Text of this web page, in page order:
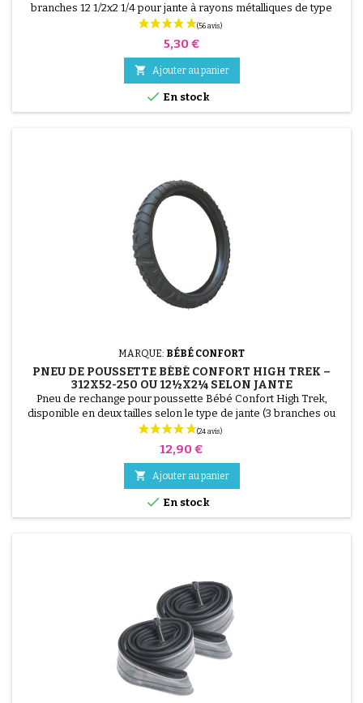
branches 12 1/2x2 1/4 pour jante à rayons métalliques de type
vélo Voir la vidéo ci dessous afin d'éviter de percer la
Prix
5,30 €
 Ajouter au panier
 En stock
MARQUE: BÉBÉ CONFORT
PNEU DE POUSSETTE BÉBÉ CONFORT HIGH TREK –
312X52-250 OU 12½X2¼ SELON JANTE
Pneu de rechange pour poussette Bébé Confort High Trek,
disponible en deux tailles selon le type de jante (3 branches ou
rayons métal). Veuillez choisir entre les 2 dimensions 312x52-250
métalliques) de type vélo
Prix
12,90 €
 Ajouter au panier
 En stock